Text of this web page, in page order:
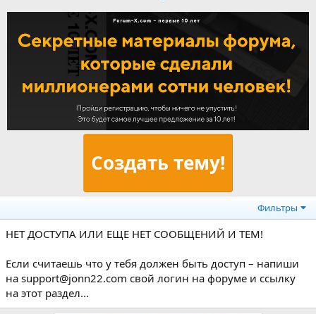
Создать тему!
Фильтры
НЕТ ДОСТУПА ИЛИ ЕЩЕ НЕТ СООБЩЕНИЙ И ТЕМ!
Если считаешь что у тебя должен быть доступ – напиши
на support@jonn22.com свой логин на форуме и ссылку
на этот раздел...